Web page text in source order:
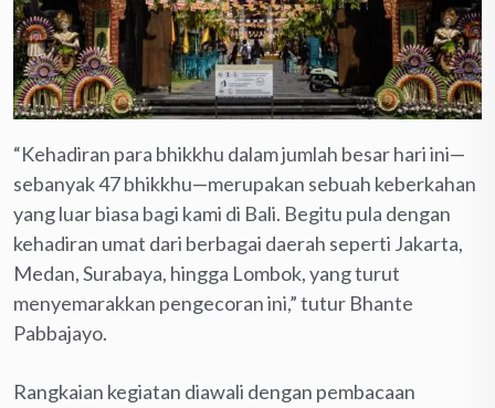
“Kehadiran para bhikkhu dalam jumlah besar hari ini—
sebanyak 47 bhikkhu—merupakan sebuah keberkahan
yang luar biasa bagi kami di Bali. Begitu pula dengan
kehadiran umat dari berbagai daerah seperti Jakarta,
Medan, Surabaya, hingga Lombok, yang turut
menyemarakkan pengecoran ini,” tutur Bhante
Pabbajayo.
Rangkaian kegiatan diawali dengan pembacaan